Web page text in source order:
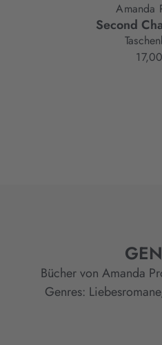
Amanda
Second
Bücher von Amanda
Genres: Liebesromane